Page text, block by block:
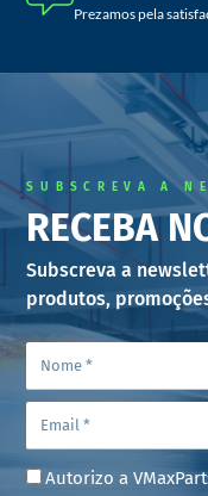
Prezamos pela
SUBSCREVA A
RECEBA
Subscreva a
produtos,
Autorizo a